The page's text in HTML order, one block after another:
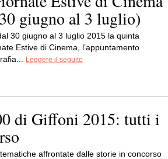
giugno al 3 luglio)
30 giugno al 3 luglio 2015 la quinta
Estive di Cinema, l’appuntamento
Leggere il seguito
di Giffoni 2015: tutti i
affrontate dalle storie in concorso